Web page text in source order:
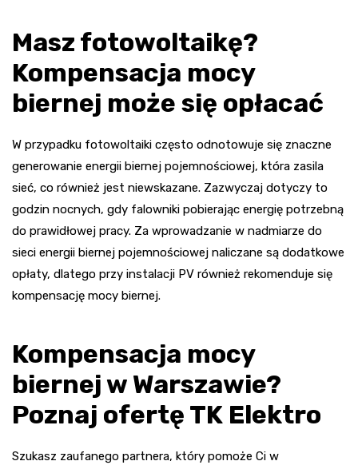
Masz fotowoltaikę?
Kompensacja mocy
biernej może się opłacać
W przypadku fotowoltaiki często odnotowuje się znaczne
generowanie energii biernej pojemnościowej, która zasila
sieć, co również jest niewskazane. Zazwyczaj dotyczy to
godzin nocnych, gdy falowniki pobierając energię potrzebną
do prawidłowej pracy. Za wprowadzanie w nadmiarze do
sieci energii biernej pojemnościowej naliczane są dodatkowe
opłaty, dlatego przy instalacji PV również rekomenduje się
kompensację mocy biernej.
Kompensacja mocy
biernej w Warszawie?
Poznaj ofertę TK Elektro
Szukasz zaufanego partnera, który pomoże Ci w